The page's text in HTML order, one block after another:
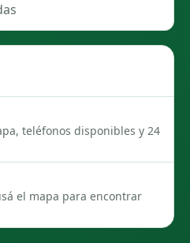
teléfonos disponibles y 24
el mapa para encontrar